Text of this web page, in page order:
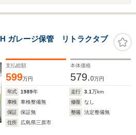
ガレージ保管 リトラクタブ
支払総額
599万円
本体価格
579.0万円
年式 1989年 走行 3.1万km
車検
車検整備無 修復
なし
保証
保証無 整備
法定整備無
住所
広島県三原市